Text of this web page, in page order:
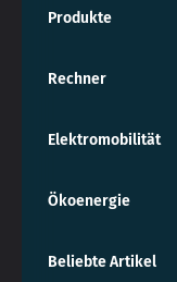
Produkte
Rechner
Elektromobilität
Ökoenergie
Beliebte Artikel